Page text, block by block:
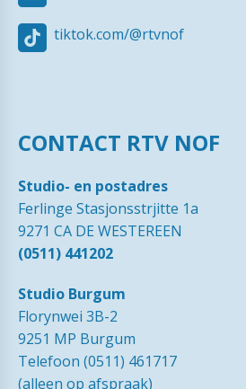
tiktok.com/@rtvnof
CONTACT RTV NOF
Studio- en postadres
Ferlinge Stasjonsstrjitte 1a
9271 CA DE WESTEREEN
(0511) 441202
Studio Burgum
Florynwei 3B-2
9251 MP Burgum
Telefoon (0511) 461717
(alleen op afspraak)